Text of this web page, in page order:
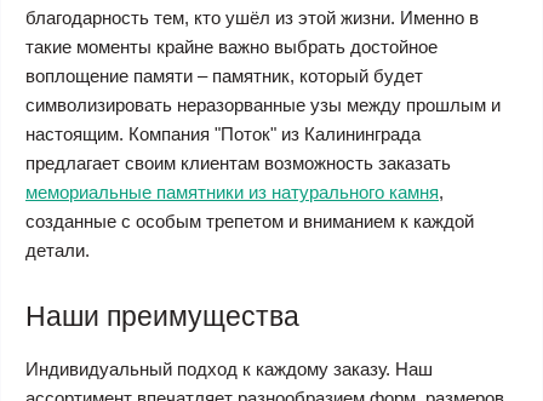
благодарность тем, кто ушёл из этой жизни. Именно в
такие моменты крайне важно выбрать достойное
воплощение памяти – памятник, который будет
символизировать неразорванные узы между прошлым и
настоящим. Компания "Поток" из Калининграда
предлагает своим клиентам возможность заказать
мемориальные памятники из натурального камня,
созданные с особым трепетом и вниманием к каждой
детали.
Наши преимущества
Индивидуальный подход к каждому заказу. Наш